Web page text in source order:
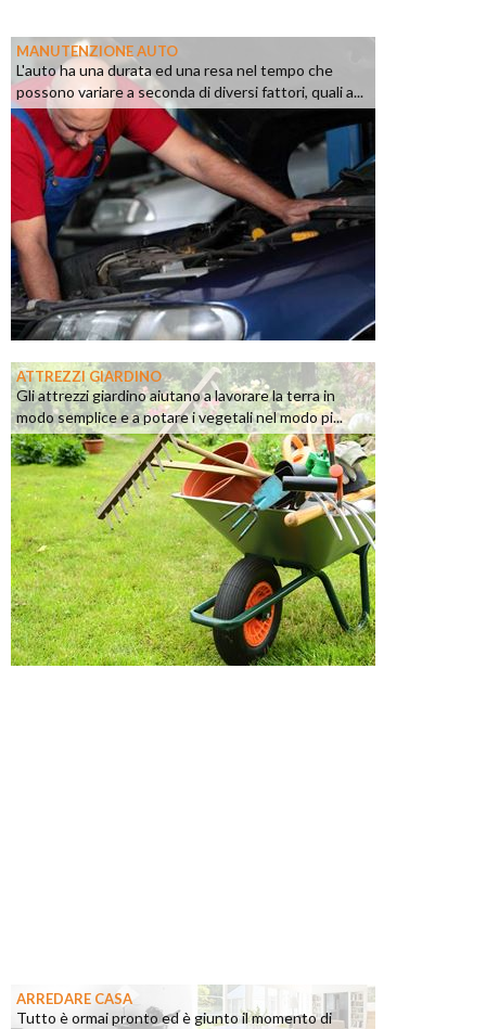
MANUTENZIONE AUTO
L'auto ha una durata ed una resa nel tempo che
possono variare a seconda di diversi fattori, quali a...
ATTREZZI GIARDINO
Gli attrezzi giardino aiutano a lavorare la terra in
modo semplice e a potare i vegetali nel modo pi...
ARREDARE CASA
Tutto è ormai pronto ed è giunto il momento di